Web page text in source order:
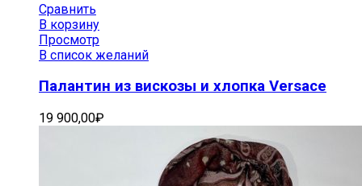
Сравнить
В корзину
Просмотр
В список желаний
Палантин из вискозы и хлопка Versace
19 900,00₽